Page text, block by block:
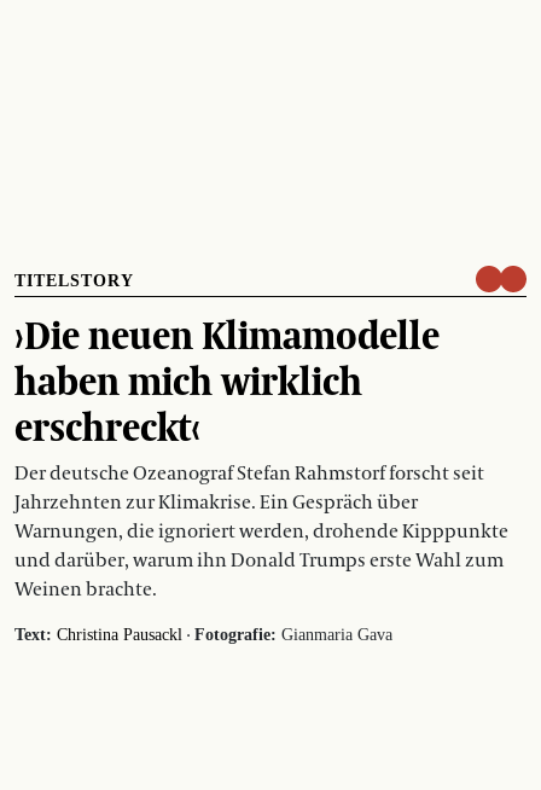
TITELSTORY
›Die neuen Klimamodelle
haben mich wirklich
erschreckt‹
Der deutsche Ozeanograf Stefan Rahmstorf forscht seit
Jahrzehnten zur Klimakrise. Ein Gespräch über
Warnungen, die ignoriert werden, drohende Kipppunkte
und darüber, warum ihn Donald Trumps erste Wahl zum
Weinen brachte.
Text: Christina Pausackl · Fotografie: Gianmaria Gava